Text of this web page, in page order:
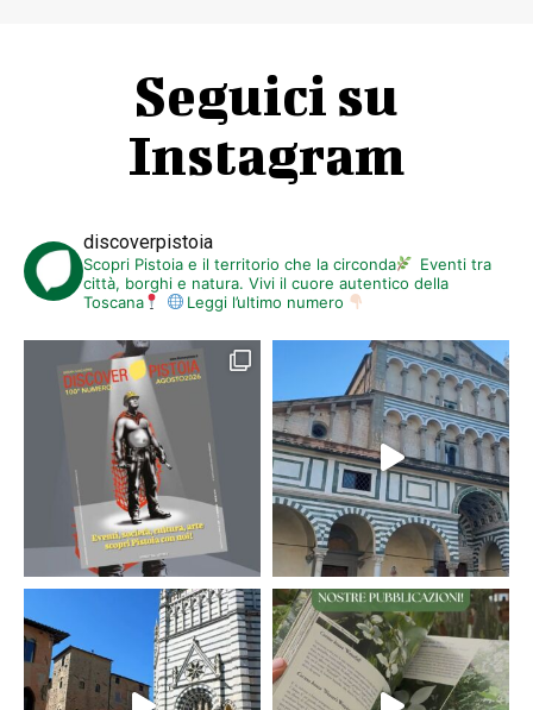
Seguici su
Instagram
discoverpistoia
Scopri Pistoia e il territorio che la circonda
Eventi tra
città, borghi e natura. Vivi il cuore autentico della
Toscana
Leggi l’ultimo numero